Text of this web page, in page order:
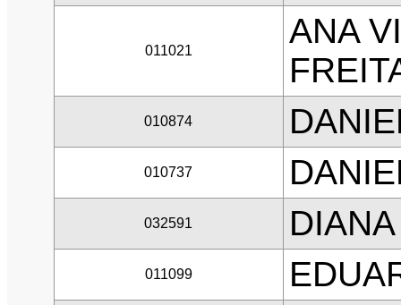
011021
ANA
010874
010737
032591
011099